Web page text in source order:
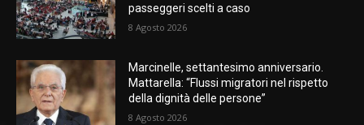
passeggeri scelti a caso
8 Agosto 2026
Marcinelle, settantesimo anniversario.
Mattarella: “Flussi migratori nel rispetto
della dignità delle persone”
8 Agosto 2026